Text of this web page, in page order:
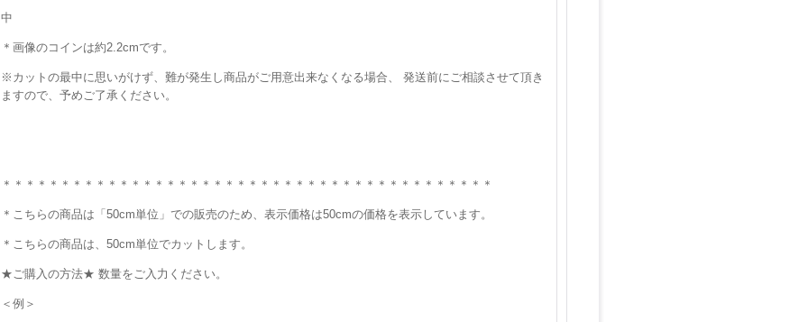
中
＊画像のコインは約2.2cmです。
※カットの最中に思いがけず、難が発生し商品がご用意出来なくなる場合、 発送前にご相談させて頂き
ますので、予めご了承ください。
＊＊＊＊＊＊＊＊＊＊＊＊＊＊＊＊＊＊＊＊＊＊＊＊＊＊＊＊＊＊＊＊＊＊＊＊＊＊＊＊＊＊
＊こちらの商品は「50cm単位」での販売のため、表示価格は50cmの価格を表示しています。
＊こちらの商品は、50cm単位でカットします。
★ご購入の方法★ 数量をご入力ください。
＜例＞